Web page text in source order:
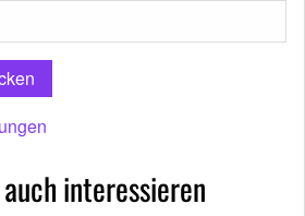
interessieren